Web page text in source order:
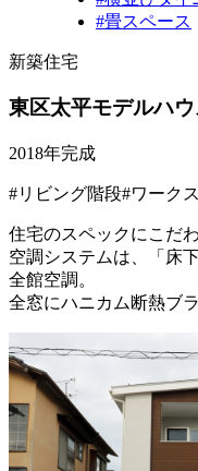
#畳スペース
新築住宅
東区太平モデルハウ
2018年完成
#リビング階段#ワーク
住宅のスペックにこだ
空調システムは、「床
全館空調。
全窓にハニカム断熱ブ